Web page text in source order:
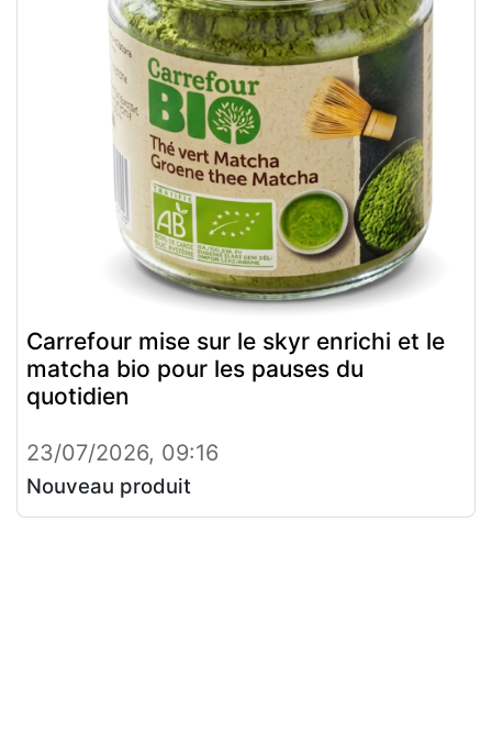
Carrefour mise sur le skyr enrichi et le
matcha bio pour les pauses du
quotidien
23/07/2026, 09:16
Nouveau produit